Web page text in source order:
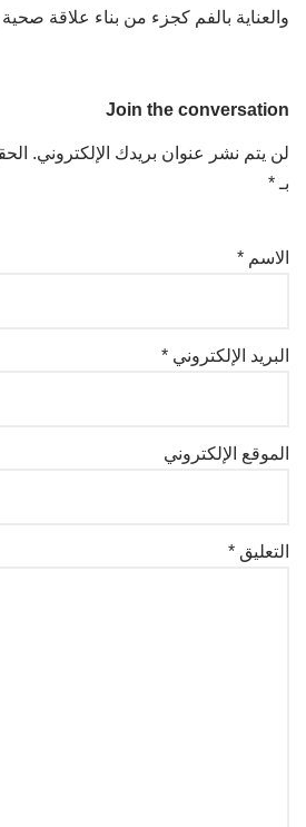
والعناية بالفم كجزء من بناء علاقة
Join the conversation
لن يتم نشر عنوان بريدك الإلكتروني.
بـ *
الاسم *
البريد الإلكتروني *
الموقع الإلكتروني
التعليق *